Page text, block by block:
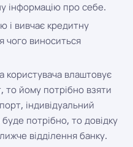
інформацію про себе.
і вивчає кредитну
чого виноситься
користувача влаштовує
то йому потрібно взяти
індивідуальний
потрібно, то довідку
відділення банку.